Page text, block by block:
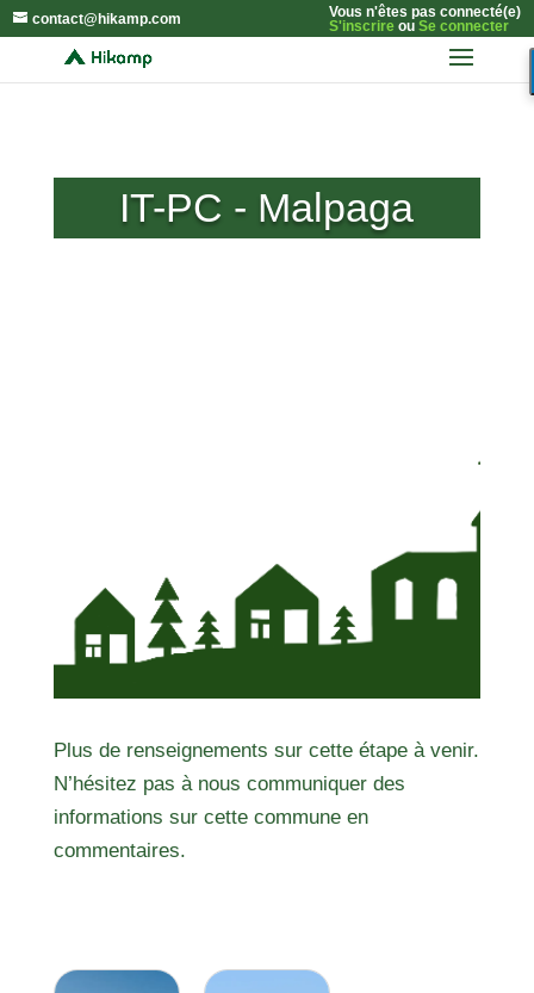
contact@hikamp.com
Vous n'êtes pas connecté(e)
S'inscrireou Se connecter
IT-PC - Malpaga
Plus de renseignements sur cette étape à venir.
N’hésitez pas à nous communiquer des
informations sur cette commune en
commentaires.